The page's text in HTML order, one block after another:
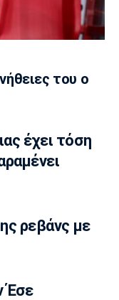
out το ΑΕΚ-
περνά από
Ντζενεπό
στη
του ο
έχει τόση
ρεβάνς με
Έσε